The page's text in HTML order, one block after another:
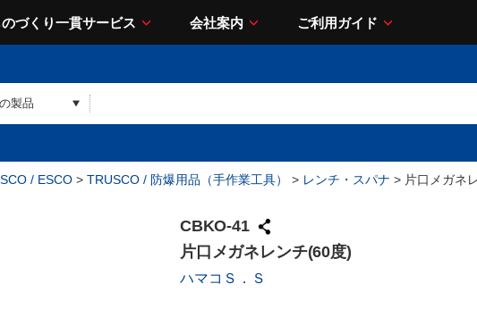
のづくり一貫サービス 会社案内 ご利用ガイド
/ ESCO > TRUSCO / 防爆用品（手作業工具） > レンチ・スパナ > 片口メガネ
CBKO-41
片口メガネレンチ(60度)
ハマコＳ．Ｓ